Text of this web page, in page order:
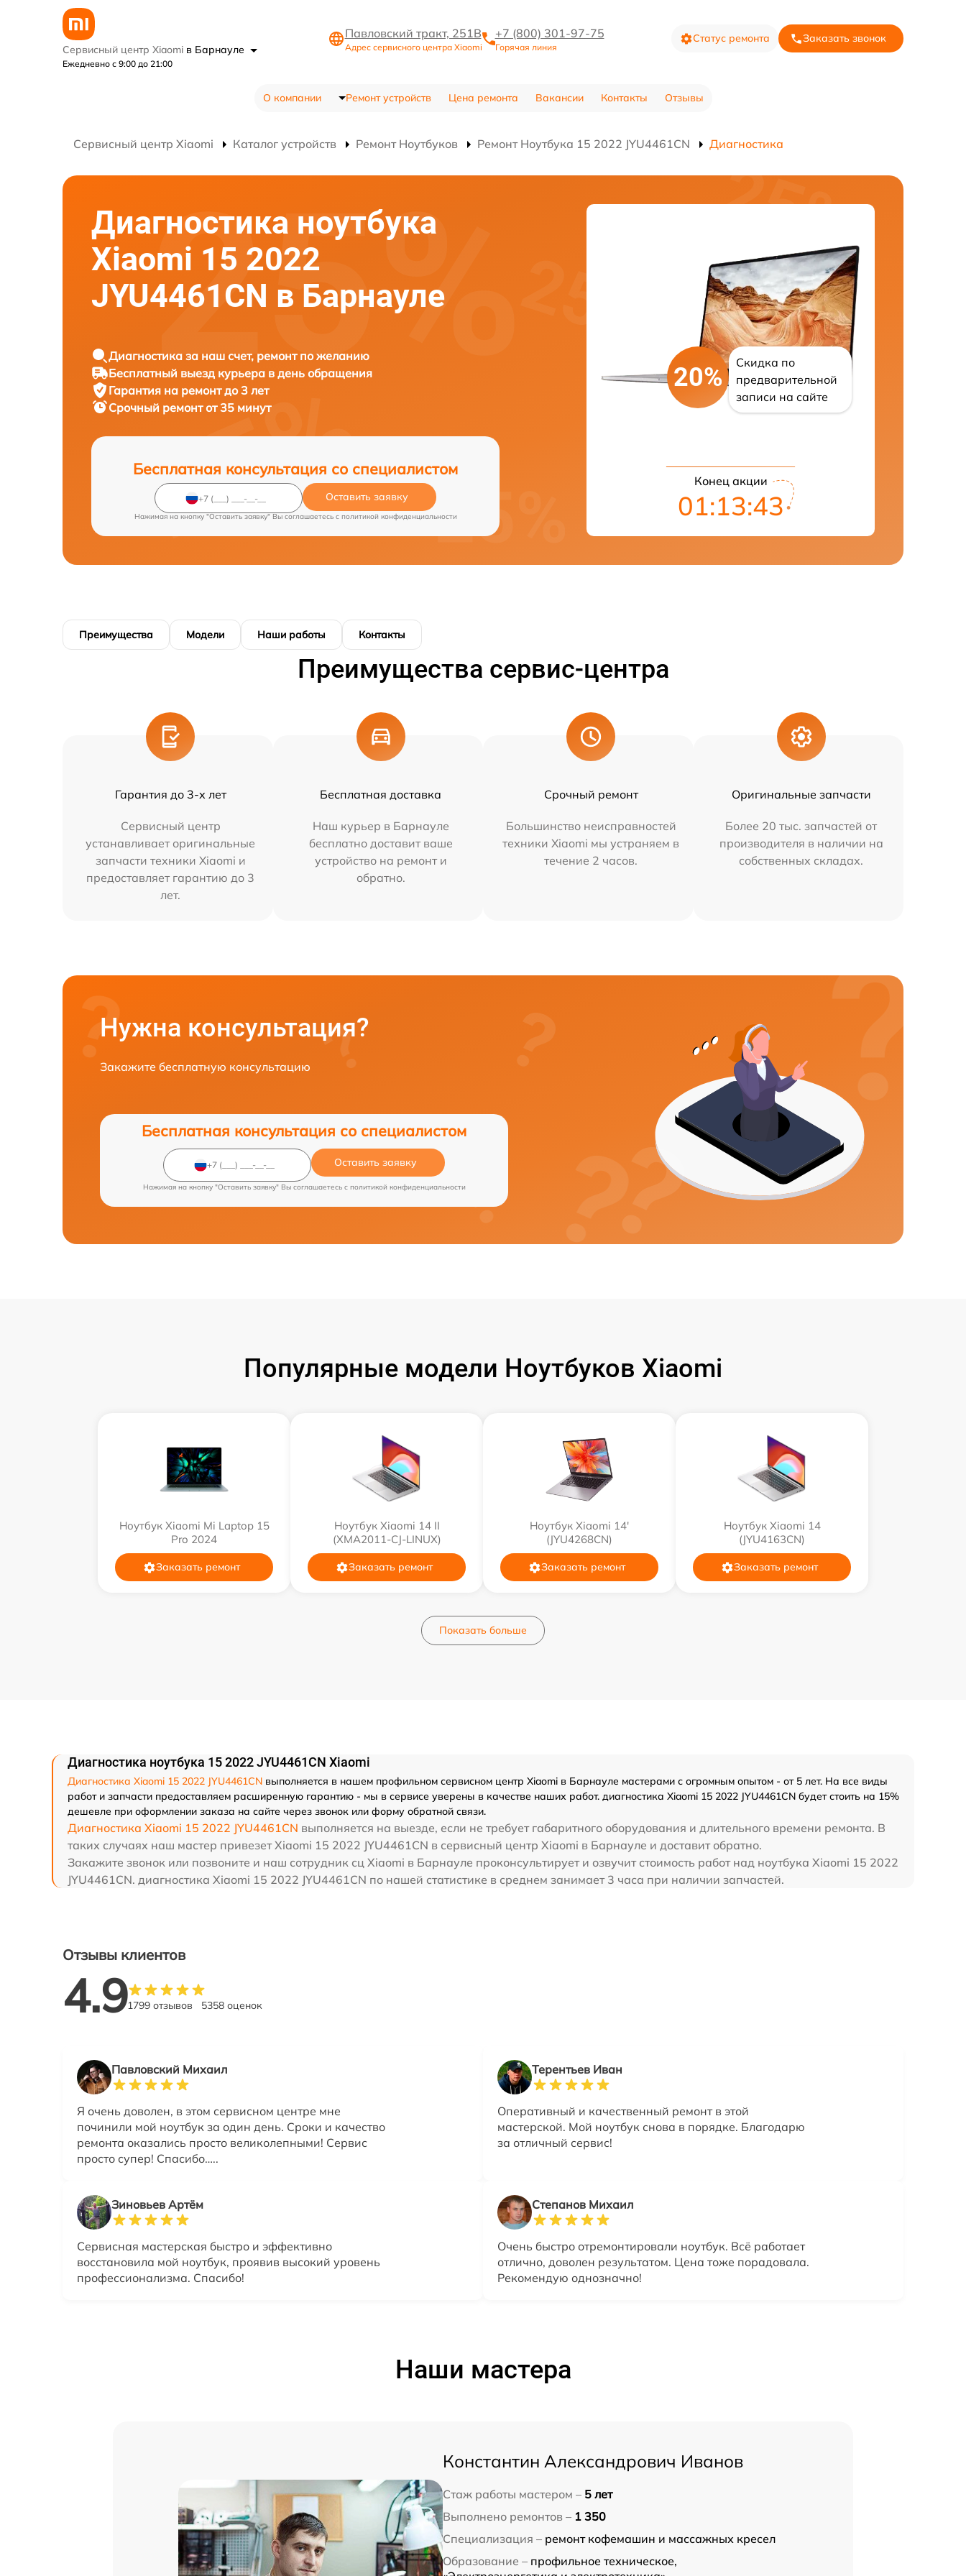
Сервисный центр Xiaomi в Барнауле
Ежедневно с 9:00 до 21:00
Павловский тракт, 251В
Адрес сервисного центра Xiaomi
+7 (800) 301-97-75
Горячая линия
Статус ремонта Заказать звонок
О компании Ремонт устройств Цена ремонта Вакансии Контакты Отзывы
Сервисный центр Xiaomi Каталог устройств Ремонт Ноутбуков Ремонт Ноутбука 15 2022 JYU4461CN Диагностика
Диагностика ноутбука
Xiaomi 15 2022
JYU4461CN в Барнауле
Диагностика за наш счет, ремонт по желанию
Бесплатный выезд курьера в день обращения
Гарантия на ремонт до 3 лет
Срочный ремонт от 35 минут
Бесплатная консультация со специалистом
Оставить заявку
Нажимая на кнопку "Оставить заявку" Вы соглашаетесь c политикой конфиденциальности
20%
Скидка по
предварительной
записи на сайте
Конец акции
01:13:42
Преимущества Модели Наши работы Контакты
Преимущества сервис-центра
Гарантия до 3-х лет
Сервисный центр
устанавливает оригинальные
запчасти техники Xiaomi и
предоставляет гарантию до 3
лет.
Бесплатная доставка
Наш курьер в Барнауле
бесплатно доставит ваше
устройство на ремонт и
обратно.
Срочный ремонт
Большинство неисправностей
техники Xiaomi мы устраняем в
течение 2 часов.
Оригинальные запчасти
Более 20 тыс. запчастей от
производителя в наличии на
собственных складах.
Нужна консультация?
Закажите бесплатную консультацию
Бесплатная консультация со специалистом
Оставить заявку
Нажимая на кнопку "Оставить заявку" Вы соглашаетесь c политикой конфиденциальности
Популярные модели Ноутбуков Xiaomi
Ноутбук Xiaomi Mi Laptop 15
Pro 2024
Заказать ремонт
Ноутбук Xiaomi 14 II
(XMA2011-CJ-LINUX)
Заказать ремонт
Ноутбук Xiaomi 14'
(JYU4268CN)
Заказать ремонт
Ноутбук Xiaomi 14
(JYU4163CN)
Заказать ремонт
Показать больше
Диагностика ноутбука 15 2022 JYU4461CN Xiaomi
Диагностика Xiaomi 15 2022 JYU4461CN выполняется в нашем профильном сервисном центр Xiaomi в Барнауле мастерами с огромным опытом - от 5 лет. На все виды
работ и запчасти предоставляем расширенную гарантию - мы в сервисе уверены в качестве наших работ. диагностика Xiaomi 15 2022 JYU4461CN будет стоить на 15%
дешевле при оформлении заказа на сайте через звонок или форму обратной связи.
Диагностика Xiaomi 15 2022 JYU4461CN выполняется на выезде, если не требует габаритного оборудования и длительного времени ремонта. В
таких случаях наш мастер привезет Xiaomi 15 2022 JYU4461CN в сервисный центр Xiaomi в Барнауле и доставит обратно.
Закажите звонок или позвоните и наш сотрудник сц Xiaomi в Барнауле проконсультирует и озвучит стоимость работ над ноутбука Xiaomi 15 2022
JYU4461CN. диагностика Xiaomi 15 2022 JYU4461CN по нашей статистике в среднем занимает 3 часа при наличии запчастей.
Отзывы клиентов
4.91799 отзывов 5358 оценок
Павловский Михаил
Я очень доволен, в этом сервисном центре мне
починили мой ноутбук за один день. Сроки и качество
ремонта оказались просто великолепными! Сервис
просто супер! Спасибо…..
Терентьев Иван
Оперативный и качественный ремонт в этой
мастерской. Мой ноутбук снова в порядке. Благодарю
за отличный сервис!
Зиновьев Артём
Сервисная мастерская быстро и эффективно
восстановила мой ноутбук, проявив высокий уровень
профессионализма. Спасибо!
Степанов Михаил
Очень быстро отремонтировали ноутбук. Всё работает
отлично, доволен результатом. Цена тоже порадовала.
Рекомендую однозначно!
Наши мастера
Константин Александрович Иванов
Стаж работы мастером – 5 лет
Выполнено ремонтов – 1 350
Специализация – ремонт кофемашин и массажных кресел
Образование – профильное техническое,